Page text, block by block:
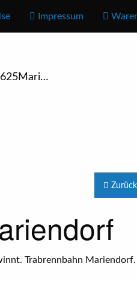
Impressum
Zurück
Trabrennbahn